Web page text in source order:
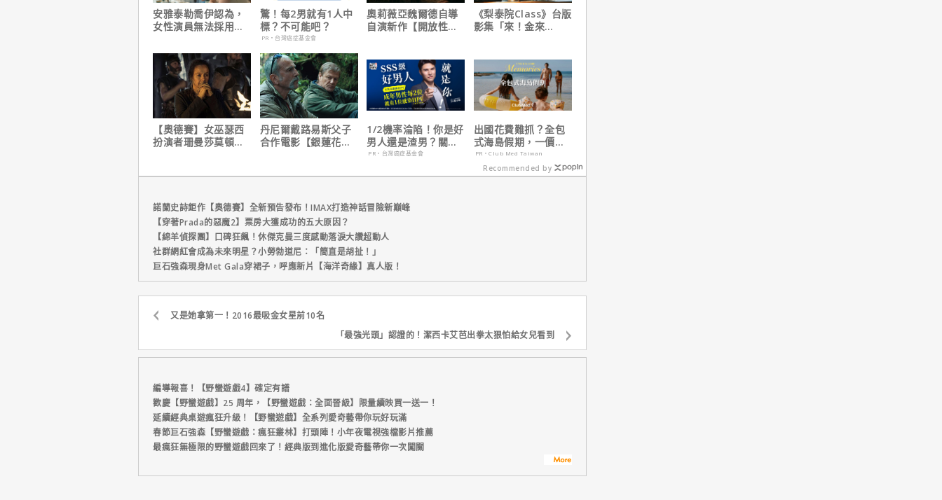
安雅泰勒喬伊認為，
女性演員無法採用方
驚！每2男就有1人中
標？不可能吧？
PR・台灣癌症基金會
奧莉薇亞魏爾德自導
自演新作【開放性邀
《梨泰院Class》台版
影集「來！金來
【奧德賽】女巫瑟西
扮演者珊曼莎莫頓曝
丹尼爾戴路易斯父子
合作電影【銀蓮花】
1/2機率淪陷！你是好
男人還是渣男？關鍵
在這
PR・台灣癌症基金會
出國花費難抓？全包
式海島假期，一價搞
定食宿玩樂，省錢更
省心！
PR・Club Med Taiwan
Recommended by
諾蘭史詩鉅作【奧德賽】全新預告發布！IMAX打造神話冒險新巔峰
【穿著Prada的惡魔2】票房大獲成功的五大原因？
【綿羊偵探團】口碑狂飆！休傑克曼三度感動落淚大讚超動人
社群網紅會成為未來明星？小勞勃道尼：「簡直是胡扯！」
巨石強森現身Met Gala穿裙子，呼應新片【海洋奇緣】真人版！
又是她拿第一！2016最吸金女星前10名
「最強光頭」認證的！潔西卡艾芭出拳太狠怕給女兒看到
編導報喜！【野蠻遊戲4】確定有譜
歡慶【野蠻遊戲】25 周年，【野蠻遊戲：全面晉級】限量續映買一送一！
延續經典桌遊瘋狂升級！【野蠻遊戲】全系列愛奇藝帶你玩好玩滿
春節巨石強森【野蠻遊戲：瘋狂叢林】打頭陣！小年夜電視強檔影片推薦
最瘋狂無極限的野蠻遊戲回來了！經典版到進化版愛奇藝帶你一次闖關